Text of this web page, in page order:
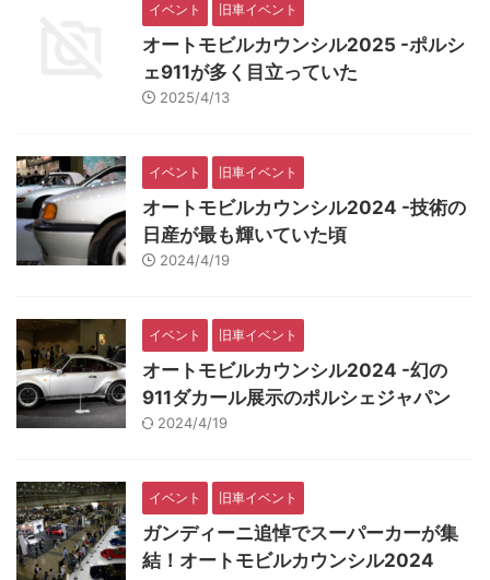
イベント 旧車イベント
オートモビルカウンシル2025 -ポルシ
ェ911が多く目立っていた
2025/4/13
イベント 旧車イベント
オートモビルカウンシル2024 -技術の
日産が最も輝いていた頃
2024/4/19
イベント 旧車イベント
オートモビルカウンシル2024 -幻の
911ダカール展示のポルシェジャパン
2024/4/19
イベント 旧車イベント
ガンディーニ追悼でスーパーカーが集
結！オートモビルカウンシル2024